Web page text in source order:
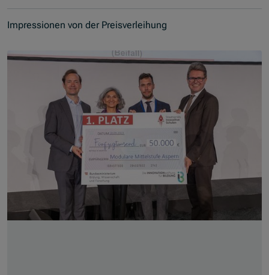
Impressionen von der Preisverleihung
Skip slider